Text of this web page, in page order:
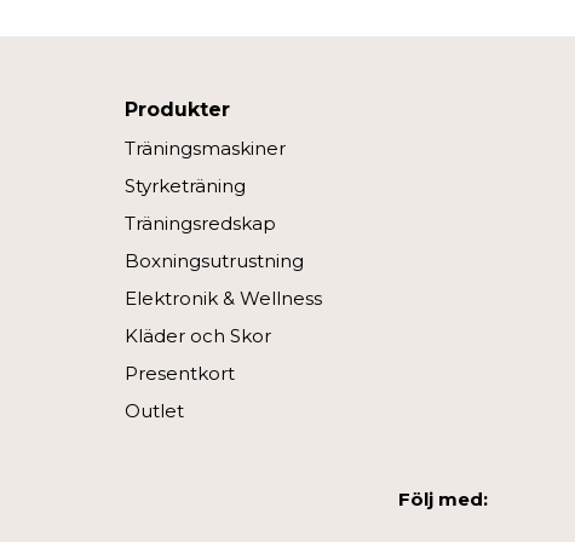
Produkter
Träningsmaskiner
Styrketräning
Träningsredskap
Boxningsutrustning
Elektronik & Wellness
Kläder och Skor
Presentkort
Outlet
Följ med: